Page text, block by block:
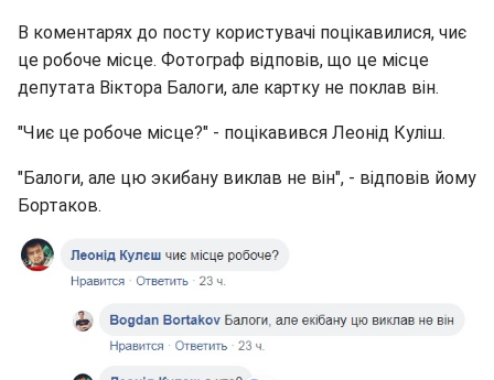
В коментарях до посту користувачі поцікавилися, чиє
це робоче місце. Фотограф відповів, що це місце
депутата Віктора Балоги, але картку не поклав він.
"Чиє це робоче місце?" - поцікавився Леонід Куліш.
"Балоги, але цю экибану виклав не він", - відповів йому
Бортаков.